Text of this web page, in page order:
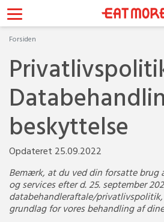
Forsiden
beskyttelse
Opdateret 25.09.2022
Bemærk, at du ved din forsatte brug
og services efter d. 25. september
databehandleraftale/
grundlag for vores behandling af